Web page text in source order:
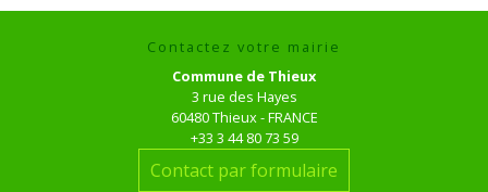
Contactez votre mairie
Commune de Thieux
3 rue des Hayes
60480 Thieux - FRANCE
+33 3 44 80 73 59
Contact par formulaire